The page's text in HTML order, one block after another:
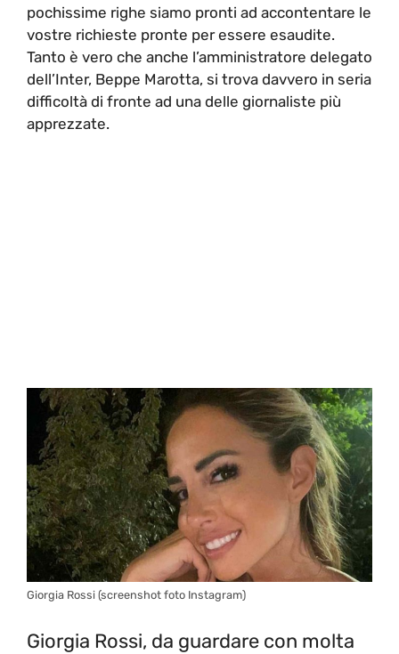
pochissime righe siamo pronti ad accontentare le
vostre richieste pronte per essere esaudite.
Tanto è vero che anche l’amministratore delegato
dell’Inter, Beppe Marotta, si trova davvero in seria
difficoltà di fronte ad una delle giornaliste più
apprezzate.
Giorgia Rossi (screenshot foto Instagram)
Giorgia Rossi, da guardare con molta